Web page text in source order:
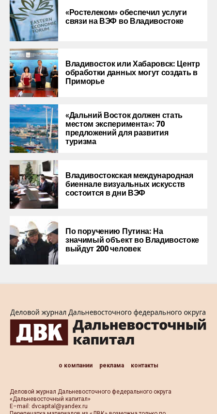
«Ростелеком» обеспечил услуги
связи на ВЭФ во Владивостоке
Владивосток или Хабаровск: Центр
обработки данных могут создать в
Приморье
«Дальний Восток должен стать
местом эксперимента»: 70
предложений для развития
туризма
Владивостокская международная
биеннале визуальных искусств
состоится в дни ВЭФ
По поручению Путина: На
значимый объект во Владивостоке
выйдут 200 человек
о компании реклама контакты
Деловой журнал Дальневосточного федерального округа
«Дальневосточный капитал»
Е–mail: dvcapital@yandex.ru